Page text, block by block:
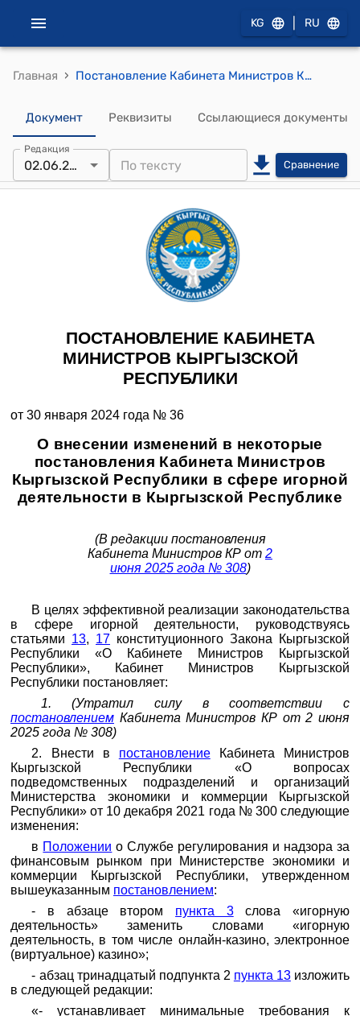
KG RU
Главная › Постановление Кабинета Министров КР от 30 января 2024 года № 36 "О внесении изменений в некоторые постановления Кабинета Министров Кыргызской Республики в сфере игорной деятельности в Кыргызской Республике"
Документ Реквизиты Ссылающиеся документы
Редакция
02.06.2025 Сравнение